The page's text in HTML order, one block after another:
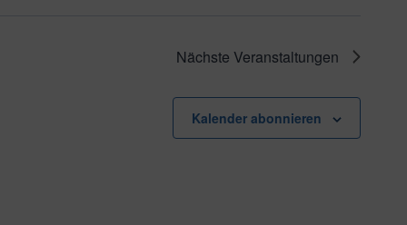
Nächste Veranstaltungen
Kalender abonnieren